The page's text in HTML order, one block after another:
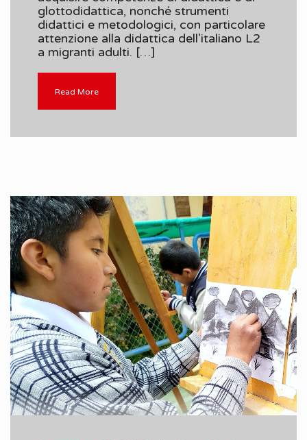
glottodidattica, nonché strumenti
didattici e metodologici, con particolare
attenzione alla didattica dell’italiano L2
a migranti adulti. […]
Read More